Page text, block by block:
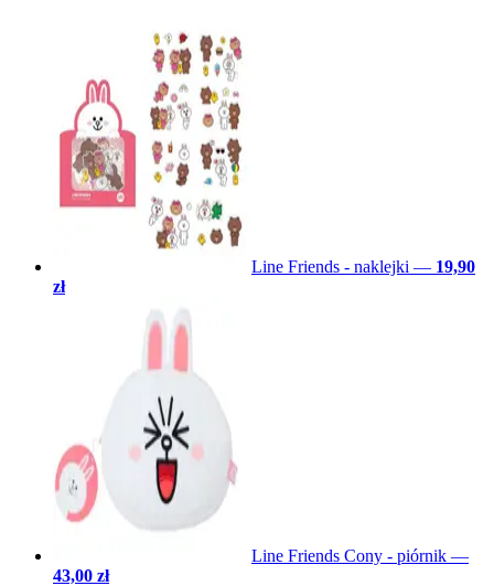
Line Friends - naklejki — 19,90
zł
Line Friends Cony - piórnik —
43,00 zł